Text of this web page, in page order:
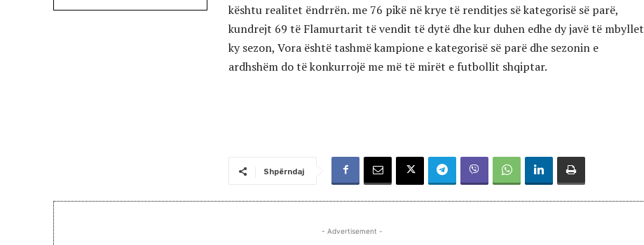
kështu realitet ëndrrën. me 76 pikë në krye të renditjes së kategorisë së parë,
kundrejt 69 të Flamurtarit të vendit të dytë dhe kur duhen edhe dy javë të mbyllet
ky sezon, Vora është tashmë kampione e kategorisë së parë dhe sezonin e
ardhshëm do të konkurrojë me më të mirët e futbollit shqiptar.
Shpërndaj
- Advertisement -